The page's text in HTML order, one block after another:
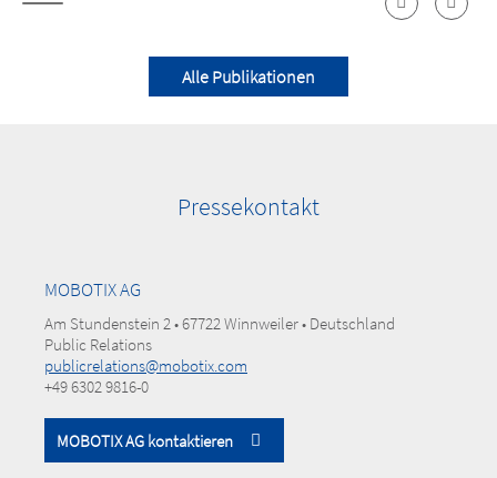
Alle Publikationen
Pressekontakt
MOBOTIX AG
Am Stundenstein 2 • 67722 Winnweiler • Deutschland
Public Relations
publicrelations@mobotix.com
+49 6302 9816-0
MOBOTIX AG kontaktieren